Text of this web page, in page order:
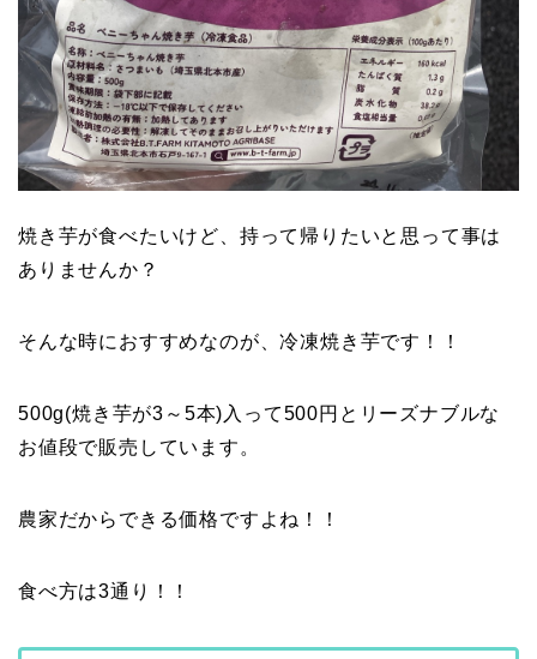
焼き芋が食べたいけど、持って帰りたいと思って事は
ありませんか？
そんな時におすすめなのが、冷凍焼き芋です！！
500g(焼き芋が3～5本)入って500円とリーズナブルな
お値段で販売しています。
農家だからできる価格ですよね！！
食べ方は3通り！！